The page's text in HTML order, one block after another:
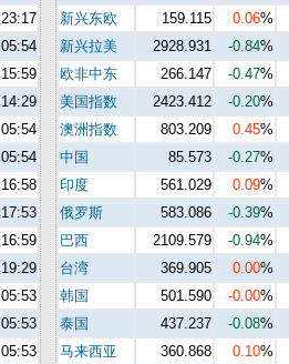
23:17
05:54
15:59
14:29
05:54
05:54
16:58
17:53
16:59
19:29
05:53
05:53
05:53
新兴东欧
159.115 0.06%
新兴拉美
2928.931 -0.84%
欧非中东
266.147 -0.47%
美国指数
2423.412 -0.20%
澳洲指数
803.209 0.45%
中国
85.573 -0.27%
印度
561.029 0.09%
俄罗斯
583.086 -0.39%
巴西
2109.579 -0.94%
台湾
369.905 0.00%
韩国
501.590 -0.00%
泰国
437.237 -0.08%
马来西亚
360.868 0.10%